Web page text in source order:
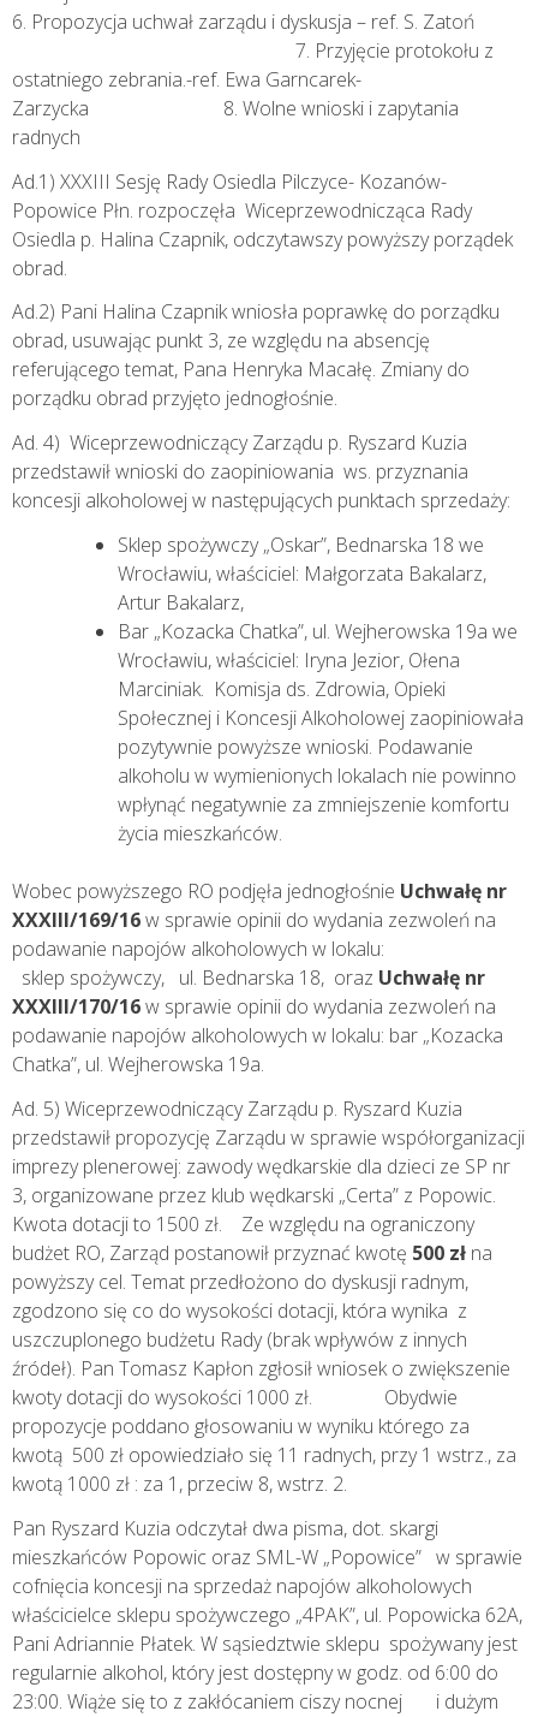
6. Propozycja uchwał zarządu i dyskusja – ref. S. Zatoń
7. Przyjęcie protokołu z
ostatniego zebrania.-ref. Ewa Garncarek-
Zarzycka 8. Wolne wnioski i zapytania
radnych
Ad.1) XXXIII Sesję Rady Osiedla Pilczyce- Kozanów-
Popowice Płn. rozpoczęła Wiceprzewodnicząca Rady
Osiedla p. Halina Czapnik, odczytawszy powyższy porządek
obrad.
Ad.2) Pani Halina Czapnik wniosła poprawkę do porządku
obrad, usuwając punkt 3, ze względu na absencję
referującego temat, Pana Henryka Macałę. Zmiany do
porządku obrad przyjęto jednogłośnie.
Ad. 4) Wiceprzewodniczący Zarządu p. Ryszard Kuzia
przedstawił wnioski do zaopiniowania ws. przyznania
koncesji alkoholowej w następujących punktach sprzedaży:
Sklep spożywczy „Oskar”, Bednarska 18 we
Wrocławiu, właściciel: Małgorzata Bakalarz,
Artur Bakalarz,
Bar „Kozacka Chatka”, ul. Wejherowska 19a we
Wrocławiu, właściciel: Iryna Jezior, Ołena
Marciniak. Komisja ds. Zdrowia, Opieki
Społecznej i Koncesji Alkoholowej zaopiniowała
pozytywnie powyższe wnioski. Podawanie
alkoholu w wymienionych lokalach nie powinno
wpłynąć negatywnie za zmniejszenie komfortu
życia mieszkańców.
Wobec powyższego RO podjęła jednogłośnie Uchwałę nr
XXXIII/169/16w sprawie opinii do wydania zezwoleń na
podawanie napojów alkoholowych w lokalu:
sklep spożywczy, ul. Bednarska 18, oraz Uchwałę nr
XXXIII/170/16w sprawie opinii do wydania zezwoleń na
podawanie napojów alkoholowych w lokalu: bar „Kozacka
Chatka”, ul. Wejherowska 19a.
Ad. 5) Wiceprzewodniczący Zarządu p. Ryszard Kuzia
przedstawił propozycję Zarządu w sprawie współorganizacji
imprezy plenerowej: zawody wędkarskie dla dzieci ze SP nr
3, organizowane przez klub wędkarski „Certa” z Popowic.
Kwota dotacji to 1500 zł. Ze względu na ograniczony
budżet RO, Zarząd postanowił przyznać kwotę 500 zł na
powyższy cel. Temat przedłożono do dyskusji radnym,
zgodzono się co do wysokości dotacji, która wynika z
uszczuplonego budżetu Rady (brak wpływów z innych
źródeł). Pan Tomasz Kapłon zgłosił wniosek o zwiększenie
kwoty dotacji do wysokości 1000 zł. Obydwie
propozycje poddano głosowaniu w wyniku którego za
kwotą 500 zł opowiedziało się 11 radnych, przy 1 wstrz., za
kwotą 1000 zł : za 1, przeciw 8, wstrz. 2.
Pan Ryszard Kuzia odczytał dwa pisma, dot. skargi
mieszkańców Popowic oraz SML-W „Popowice” w sprawie
cofnięcia koncesji na sprzedaż napojów alkoholowych
właścicielce sklepu spożywczego „4PAK”, ul. Popowicka 62A,
Pani Adriannie Płatek. W sąsiedztwie sklepu spożywany jest
regularnie alkohol, który jest dostępny w godz. od 6:00 do
23:00. Wiąże się to z zakłócaniem ciszy nocnej i dużym